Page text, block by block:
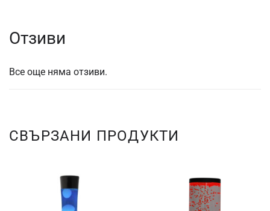
Отзиви
Все още няма отзиви.
СВЪРЗАНИ ПРОДУКТИ